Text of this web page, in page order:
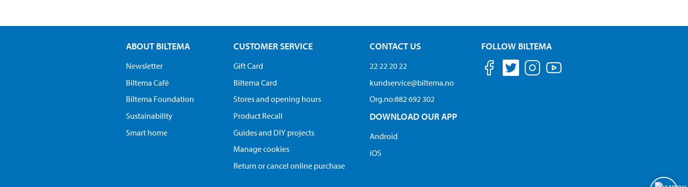
ABOUT BILTEMA
Newsletter
Biltema Café
Biltema Foundation
Sustainability
Smart home
CUSTOMER SERVICE
Gift Card
Biltema Card
Stores and opening hours
Product Recall
Guides and DIY projects
Manage cookies
Return or cancel online purchase
CONTACT US
22 22 20 22
kundservice@biltema.no
Org.no:882 692 302
DOWNLOAD OUR APP
Android
iOS
FOLLOW BILTEMA